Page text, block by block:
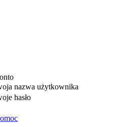
nazwa użytkownika
hasło